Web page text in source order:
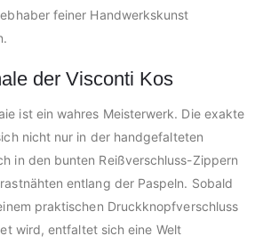
feiner Handwerkskunst
der Visconti Kos
ist ein wahres Meisterwerk. Die exakte
nicht nur in der handgefalteten
in den bunten Reißverschluss-Zippern
entlang der Paspeln. Sobald
praktischen Druckknopfverschluss
wird, entfaltet sich eine Welt